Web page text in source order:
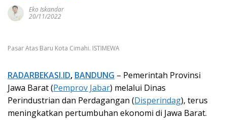
Eko Iskandar
20/11/2022
Pasar Atas Baru Kota Cimahi. ISTIMEWA
RADARBEKASI.ID, BANDUNG – Pemerintah Provinsi
Jawa Barat (Pemprov Jabar) melalui Dinas
Perindustrian dan Perdagangan (Disperindag), terus
meningkatkan pertumbuhan ekonomi di Jawa Barat.